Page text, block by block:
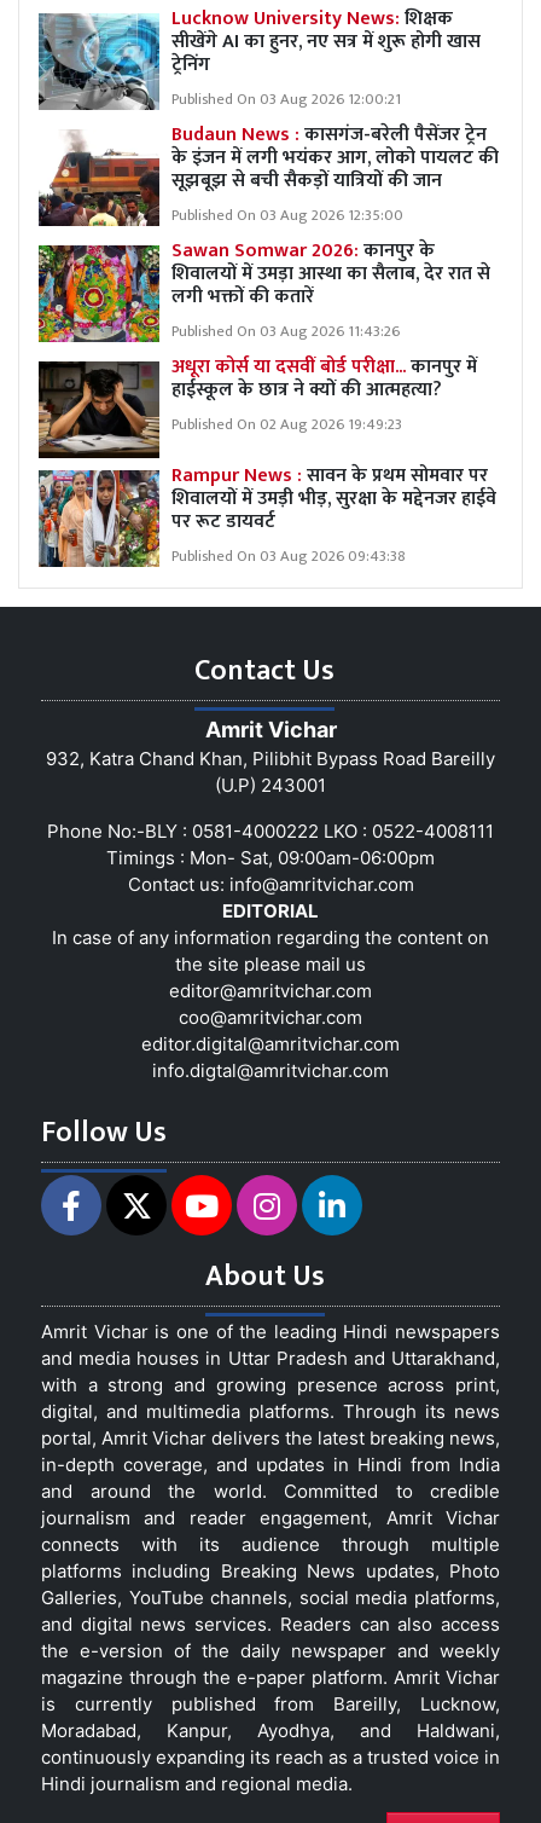
Lucknow University News:शिक्षक
सीखेंगे AI का हुनर, नए सत्र में शुरू होगी खास
ट्रेनिंग
Published On 03 Aug 2026 12:00:21
Budaun News :कासगंज-बरेली पैसेंजर ट्रेन
के इंजन में लगी भयंकर आग, लोको पायलट की
सूझबूझ से बची सैकड़ों यात्रियों की जान
Published On 03 Aug 2026 12:35:00
Sawan Somwar 2026:कानपुर के
शिवालयों में उमड़ा आस्था का सैलाब, देर रात से
लगी भक्तों की कतारें
Published On 03 Aug 2026 11:43:26
अधूरा कोर्स या दसवीं बोर्ड परीक्षा...कानपुर में
हाईस्कूल के छात्र ने क्यों की आत्महत्या?
Published On 02 Aug 2026 19:49:23
Rampur News :सावन के प्रथम सोमवार पर
शिवालयों में उमड़ी भीड़, सुरक्षा के मद्देनजर हाईवे
पर रूट डायवर्ट
Published On 03 Aug 2026 09:43:38
Contact Us
Amrit Vichar
932, Katra Chand Khan, Pilibhit Bypass Road Bareilly
(U.P) 243001
Phone No:-BLY : 0581-4000222 LKO : 0522-4008111
Timings : Mon- Sat, 09:00am-06:00pm
Contact us: info@amritvichar.com
EDITORIAL
In case of any information regarding the content on
the site please mail us
editor@amritvichar.com
coo@amritvichar.com
editor.digital@amritvichar.com
info.digtal@amritvichar.com
Follow Us
About Us
Amrit Vichar is one of the leading Hindi newspapers
and media houses in Uttar Pradesh and Uttarakhand,
with a strong and growing presence across print,
digital, and multimedia platforms. Through its news
portal, Amrit Vichar delivers the latest breaking news,
in-depth coverage, and updates in Hindi from India
and around the world. Committed to credible
journalism and reader engagement, Amrit Vichar
connects with its audience through multiple
platforms including Breaking News updates, Photo
Galleries, YouTube channels, social media platforms,
and digital news services. Readers can also access
the e-version of the daily newspaper and weekly
magazine through the e-paper platform. Amrit Vichar
is currently published from Bareilly, Lucknow,
Moradabad, Kanpur, Ayodhya, and Haldwani,
continuously expanding its reach as a trusted voice in
Hindi journalism and regional media.